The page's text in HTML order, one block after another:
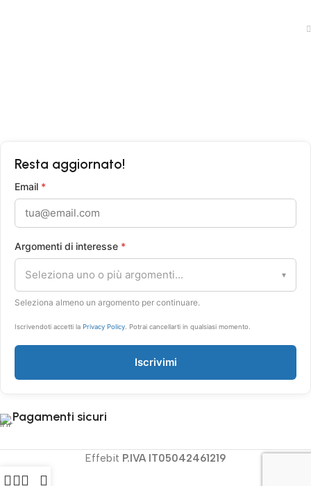
Resta aggiornato!
Email *
Argomenti di interesse *
Seleziona uno o più argomenti... ▾
Seleziona almeno un argomento per continuare.
Iscrivendoti accetti la Privacy Policy . Potrai cancellarti in qualsiasi momento.
Iscrivimi
Pagamenti sicuri
Effebit P.IVA IT05042461219